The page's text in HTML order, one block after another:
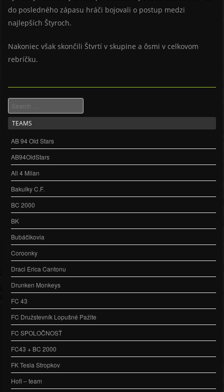
do posledného zápasu hráči bojovali o postup medzi
najlepších Štyroch.
Nakoniec však skončili Štvrtí v skupine a ôsmi v celkovom
rebríčku.
Search
TEAMS
AB 94 Old Stars
AB94OldStars
All 4 Milan
Bakulky C.F.
BC 2000
BK
Bubáčikovia
Coroonky
Draci Erica Cantonu
Drunken Monkeys
FC 43
FC Družstevník Lopušné Pažite
FC SPOLOČNOSŤ
FC43 + BC 2000
FK Tesla Stropkov
Hofi – team